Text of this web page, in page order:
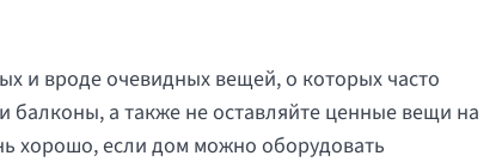
и вроде очевидных вещей, о которых часто
балконы, а также не оставляйте ценные вещи на
хорошо, если дом можно оборудовать